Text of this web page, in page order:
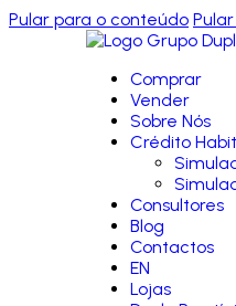
Pular para o conteúdo
Comprar
Vender
Sobre Nós
Crédito
Consultores
Blog
Contactos
EN
Lojas